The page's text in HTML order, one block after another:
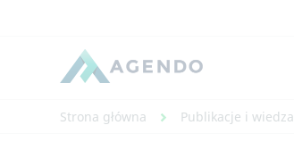
Strona główna Publikacje i wiedza